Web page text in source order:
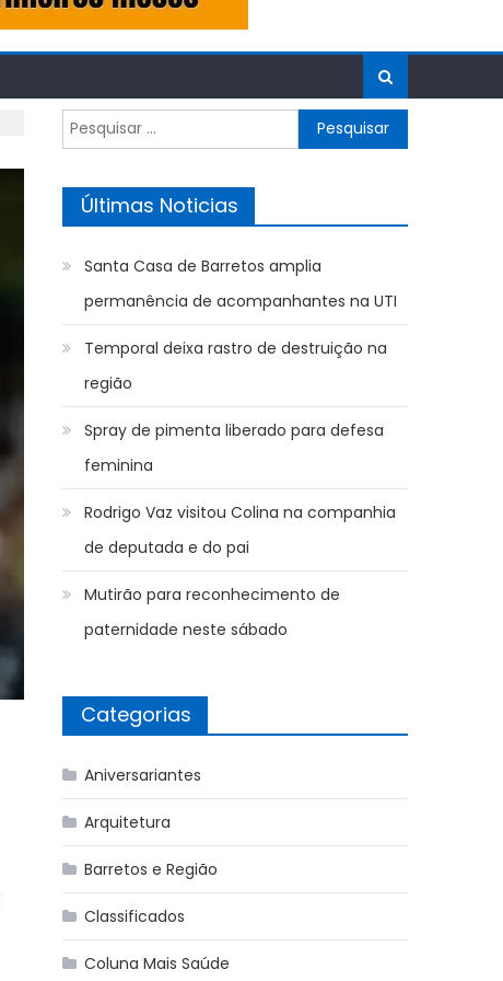
Pesquisar
por:
Últimas Noticias
Santa Casa de Barretos amplia
permanência de acompanhantes na UTI
Temporal deixa rastro de destruição na
região
Spray de pimenta liberado para defesa
feminina
Rodrigo Vaz visitou Colina na companhia
de deputada e do pai
Mutirão para reconhecimento de
paternidade neste sábado
Categorias
Aniversariantes
Arquitetura
Barretos e Região
Classificados
Coluna Mais Saúde